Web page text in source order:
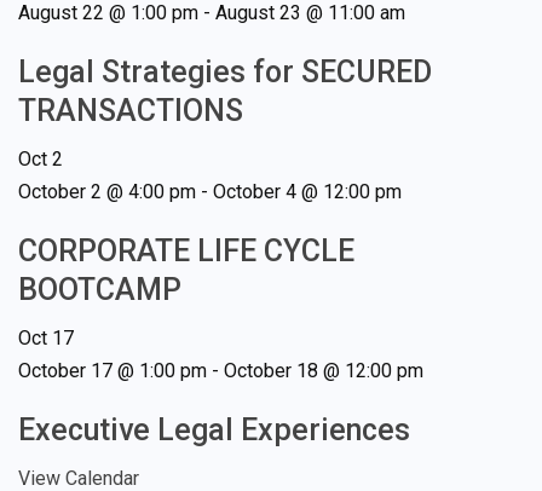
August 22 @ 1:00 pm - August 23 @ 11:00 am
Legal Strategies for SECURED
TRANSACTIONS
Oct 2
October 2 @ 4:00 pm - October 4 @ 12:00 pm
CORPORATE LIFE CYCLE
BOOTCAMP
Oct 17
October 17 @ 1:00 pm - October 18 @ 12:00 pm
Executive Legal Experiences
View Calendar